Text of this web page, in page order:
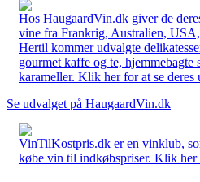
Hos HaugaardVin.dk giver de
vine fra Frankrig, Australien,
Hertil kommer udvalgte
gourmet kaffe og te, hjemmebagte
karameller. Klik her for at se deres
Se udvalget på HaugaardVin.dk
VinTilKostpris.dk er en vinklub,
købe vin til indkøbspriser. Klik her